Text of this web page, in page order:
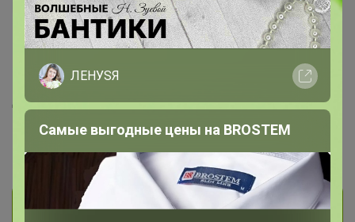
1.8K 1.4K 185 442 21
На сайте 13 часов назад
День рождения 19 октября
Красноярск
В клубе с 14 ноября 2013 г.
Личное сообщение
ЛЕНУSЯ
Самые выгодные цены на BROSTEM